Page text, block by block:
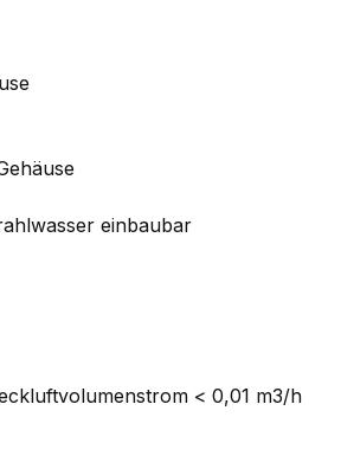
einbaubar
< 0,01 m3/h